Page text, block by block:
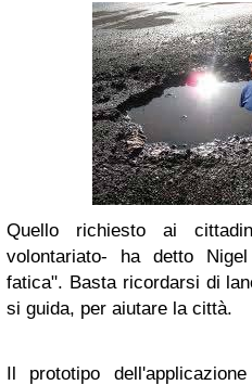
Quello richiesto ai
volontariato- ha detto
fatica". Basta ricordarsi di
si guida, per aiutare la città.
Il prototipo